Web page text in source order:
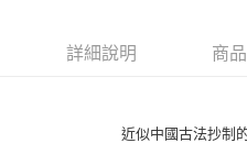
詳細說明 商
近似中國古法抄制